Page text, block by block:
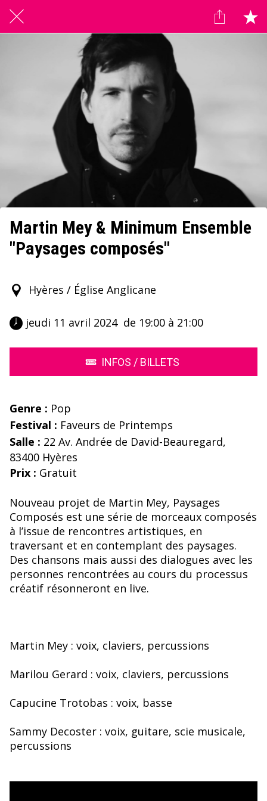
Martin Mey & Minimum Ensemble
"Paysages composés"
Hyères / Église Anglicane
jeudi 11 avril 2024  de 19:00 à 21:00
INFOS / BILLETS
Genre : Pop
Festival : Faveurs de Printemps
Salle : 22 Av. Andrée de David-Beauregard,
83400 Hyères
Prix : Gratuit
Nouveau projet de Martin Mey, Paysages
Composés est une série de morceaux composés
à l’issue de rencontres artistiques, en
traversant et en contemplant des paysages.
Des chansons mais aussi des dialogues avec les
personnes rencontrées au cours du processus
créatif résonneront en live.
Martin Mey : voix, claviers, percussions
Marilou Gerard : voix, claviers, percussions
Capucine Trotobas : voix, basse
Sammy Decoster : voix, guitare, scie musicale,
percussions